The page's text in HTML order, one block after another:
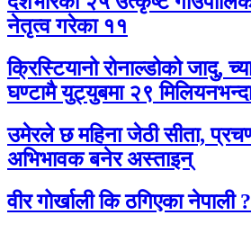
नेतृत्व गरेका ११
क्रिस्टियानो रोनाल्डोको जादु,
घण्टामै युट्युबमा २९
उमेरले छ महिना जेठी सीता,
अभिभावक बनेर अस्ताइन्
वीर गोर्खाली कि ठगिएका नेपाली ?